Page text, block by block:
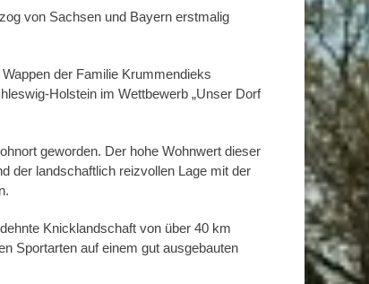
von Sachsen und Bayern erstmalig
der Familie Krummendieks
Holstein im Wettbewerb „Unser Dorf
geworden. Der hohe Wohnwert dieser
der landschaftlich reizvollen Lage mit der
Knicklandschaft von über 40 km
Sportarten auf einem gut ausgebauten